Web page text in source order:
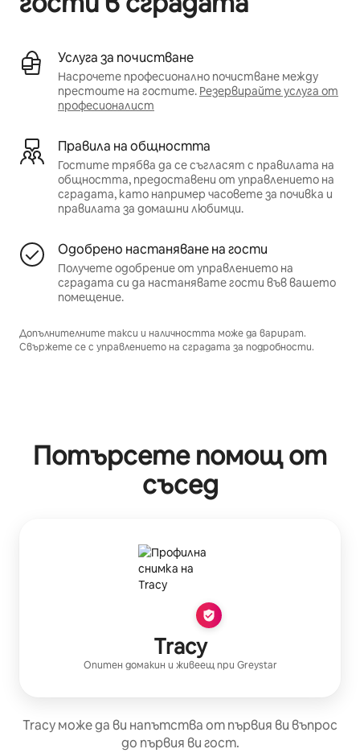
Услуга за почистване
Насрочете професионално почистване между
престоите на гостите. Резервирайте услуга от
професионалист
Правила на общността
Гостите трябва да се съгласят с правилата на
общността, предоставени от управлението на
сградата, като например часовете за почивка и
правилата за домашни любимци.
Одобрено настаняване на гости
Получете одобрение от управлението на
сградата си да настанявате гости във вашето
помещение.
Допълнителните такси и наличността може да варират.
Свържете се с управлението на сградата за подробности.
Потърсете помощ от
съсед
Tracy
Опитен домакин и живеещ при Greystar
Tracy може да ви напътства от първия ви въпрос
до първия ви гост.